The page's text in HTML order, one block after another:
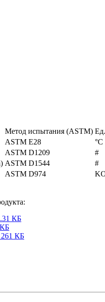
Метод испытания (ASTM)
ASTM E28 °С
ASTM D1209 #
ASTM D1544 #
ASTM D974
КБ
261 КБ